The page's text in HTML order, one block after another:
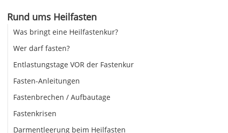
Rund ums Heilfasten
Was bringt eine Heilfastenkur?
Wer darf fasten?
Entlastungstage VOR der Fastenkur
Fasten-Anleitungen
Fastenbrechen / Aufbautage
Fastenkrisen
Darmentleerung beim Heilfasten